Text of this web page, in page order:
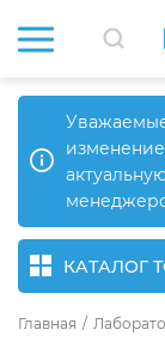
КАТАЛОГ
Главная /